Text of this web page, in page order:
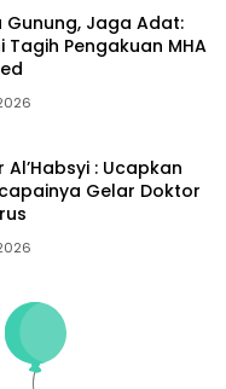
Jaga Adat:
Tagih Pengakuan MHA
: Ucapkan
Gelar Doktor